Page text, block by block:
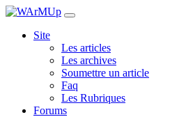
Site
Les articles
Les archives
Soumettre un article
Faq
Les Rubriques
Forums